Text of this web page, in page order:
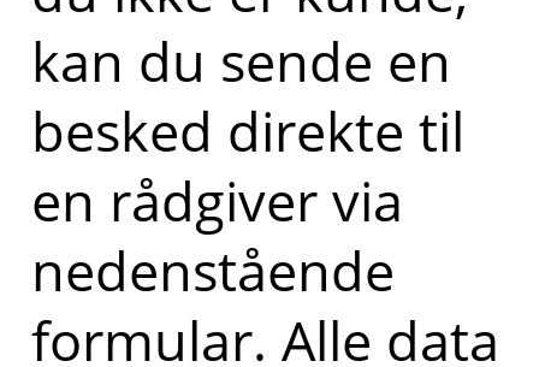
kan du sende en
besked direkte til
en rådgiver via
nedenstående
formular. Alle data